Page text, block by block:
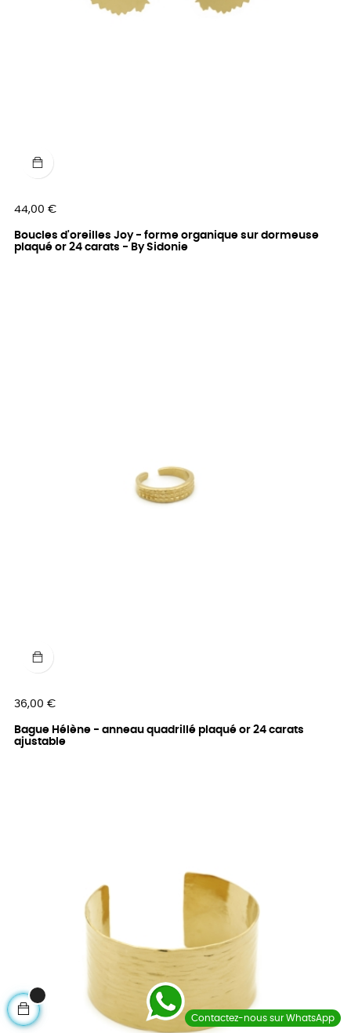
Prix
44,00 €
Boucles d'oreilles Joy - forme organique sur dormeuse
plaqué or 24 carats - By Sidonie
Prix
36,00 €
Bague Hélène - anneau quadrillé plaqué or 24 carats
ajustable
Contactez-nous sur WhatsApp